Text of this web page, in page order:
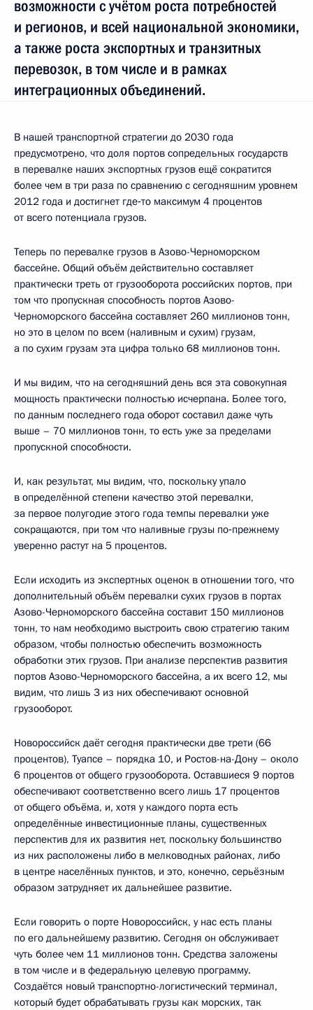
возможности с учётом роста потребностей
и регионов, и всей национальной экономики,
а также роста экспортных и транзитных
перевозок, в том числе и в рамках
интеграционных объединений.
В нашей транспортной стратегии до 2030 года
предусмотрено, что доля портов сопредельных государств
в перевалке наших экспортных грузов ещё сократится
более чем в три раза по сравнению с сегодняшним уровнем
2012 года и достигнет где‑то максимум 4 процентов
от всего потенциала грузов.
Теперь по перевалке грузов в Азово-Черноморском
бассейне. Общий объём действительно составляет
практически треть от грузооборота российских портов, при
том что пропускная способность портов Азово-
Черноморского бассейна составляет 260 миллионов тонн,
но это в целом по всем (наливным и сухим) грузам,
а по сухим грузам эта цифра только 68 миллионов тонн.
И мы видим, что на сегодняшний день вся эта совокупная
мощность практически полностью исчерпана. Более того,
по данным последнего года оборот составил даже чуть
выше – 70 миллионов тонн, то есть уже за пределами
пропускной способности.
И, как результат, мы видим, что, поскольку упало
в определённой степени качество этой перевалки,
за первое полугодие этого года темпы перевалки уже
сокращаются, при том что наливные грузы по‑прежнему
уверенно растут на 5 процентов.
Если исходить из экспертных оценок в отношении того, что
дополнительный объём перевалки сухих грузов в портах
Азово-Черноморского бассейна составит 150 миллионов
тонн, то нам необходимо выстроить свою стратегию таким
образом, чтобы полностью обеспечить возможность
обработки этих грузов. При анализе перспектив развития
портов Азово-Черноморского бассейна, а их всего 12, мы
видим, что лишь 3 из них обеспечивают основной
грузооборот.
Новороссийск даёт сегодня практически две трети (66
процентов), Туапсе – порядка 10, и Ростов-на-Дону – около
6 процентов от общего грузооборота. Оставшиеся 9 портов
обеспечивают соответственно всего лишь 17 процентов
от общего объёма, и, хотя у каждого порта есть
определённые инвестиционные планы, существенных
перспектив для их развития нет, поскольку большинство
из них расположены либо в мелководных районах, либо
в центре населённых пунктов, и это, конечно, серьёзным
образом затрудняет их дальнейшее развитие.
Если говорить о порте Новороссийск, у нас есть планы
по его дальнейшему развитию. Сегодня он обслуживает
чуть более чем 11 миллионов тонн. Средства заложены
в том числе и в федеральную целевую программу.
Создаётся новый транспортно-логистический терминал,
который будет обрабатывать грузы как морских, так